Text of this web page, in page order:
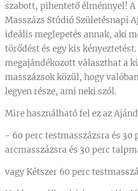
szabott, pihentető élménnyel!
Masszázs Stúdió Születésnapi
ideális meglepetés annak, aki
törődést és egy kis kényeztetést.
megajándékozott választhat a
masszázsok közül, hogy
legyen része, ami neki szól.
Mire használható fel ez az
- 60 perc testmasszázsra és 30
arcmasszázsra és 30 perc
vagy Kétszer 60 perc